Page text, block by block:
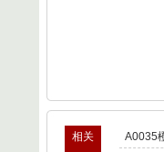
相关
A0035